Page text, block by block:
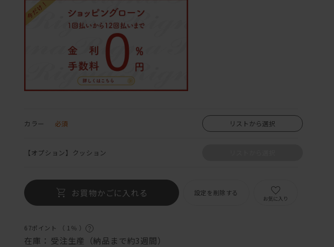
カラー 必須 リストから選択
【オプション】クッション
お買物かごに入れる 設定を削除する
お気に入り
67ポイント （ 1％ ）
在庫： 受注生産（納品まで約3週間）